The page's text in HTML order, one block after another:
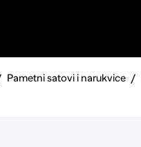
Pametni satovi i narukvice